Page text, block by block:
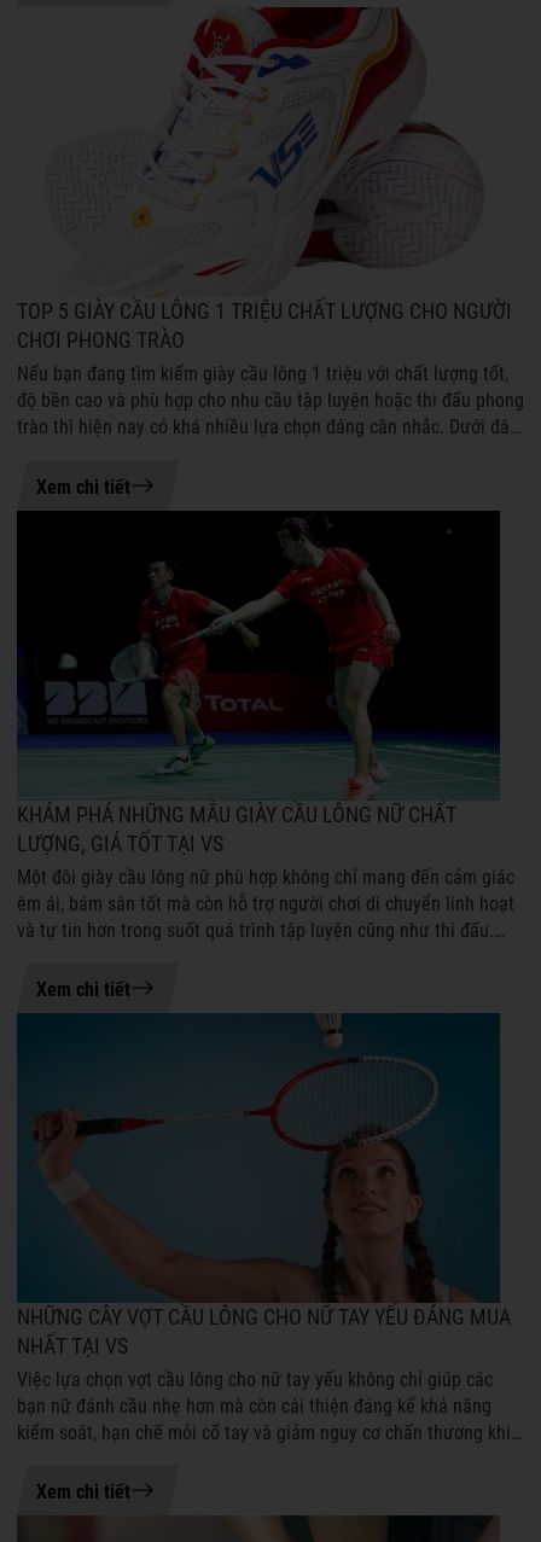
21-07-2026 08:54
TOP 5 GIÀY CẦU LÔNG 1 TRIỆU CHẤT LƯỢNG CHO NGƯỜI
CHƠI PHONG TRÀO
Nếu bạn đang tìm kiếm giày cầu lông 1 triệu với chất lượng tốt,
độ bền cao và phù hợp cho nhu cầu tập luyện hoặc thi đấu phong
trào thì hiện nay có khá nhiều lựa chọn đáng cân nhắc. Dưới đây
Xem chi tiết
21-07-2026 08:45
KHÁM PHÁ NHỮNG MẪU GIÀY CẦU LÔNG NỮ CHẤT
LƯỢNG, GIÁ TỐT TẠI VS
Một đôi giày cầu lông nữ phù hợp không chỉ mang đến cảm giác
êm ái, bám sân tốt mà còn hỗ trợ người chơi di chuyển linh hoạt
và tự tin hơn trong suốt quá trình tập luyện cũng như thi đấu.
Xem chi tiết
21-07-2026 08:50
NHỮNG CÂY VỢT CẦU LÔNG CHO NỮ TAY YẾU ĐÁNG MUA
NHẤT TẠI VS
Việc lựa chọn vợt cầu lông cho nữ tay yếu không chỉ giúp các
bạn nữ đánh cầu nhẹ hơn mà còn cải thiện đáng kể khả năng
kiểm soát, hạn chế mỏi cổ tay và giảm nguy cơ chấn thương khi
Xem chi tiết